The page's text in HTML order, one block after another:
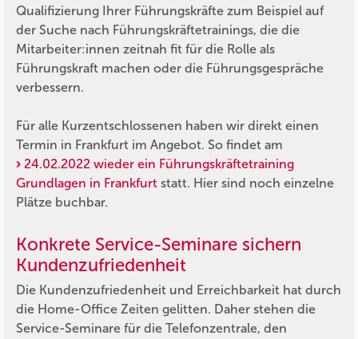
Qualifizierung Ihrer Führungskräfte zum Beispiel auf
der Suche nach Führungskräftetrainings, die die
Mitarbeiter:innen zeitnah fit für die Rolle als
Führungskraft machen oder die Führungsgespräche
verbessern.
Für alle Kurzentschlossenen haben wir direkt einen
Termin in Frankfurt im Angebot. So findet am
24.02.2022 wieder ein Führungskräftetraining
Grundlagen in Frankfurt statt. Hier sind noch einzelne
Plätze buchbar.
Konkrete Service-Seminare sichern
Kundenzufriedenheit
Die Kundenzufriedenheit und Erreichbarkeit hat durch
die Home-Office Zeiten gelitten. Daher stehen die
Service-Seminare für die Telefonzentrale, den